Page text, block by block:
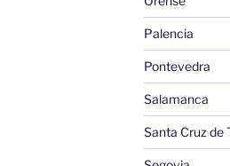
Palencia
Pontevedra
Salamanca
Santa Cruz de